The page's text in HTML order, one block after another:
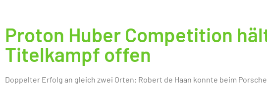
Proton Huber Competition
Titelkampf offen
Doppelter Erfolg an gleich zwei Orten: Robert de Haan konnte beim